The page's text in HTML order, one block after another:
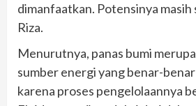
dimanfaatkan. Potensinya masih
Riza.
Menurutnya, panas bumi
sumber energi yang benar-
karena proses pengelolaannya